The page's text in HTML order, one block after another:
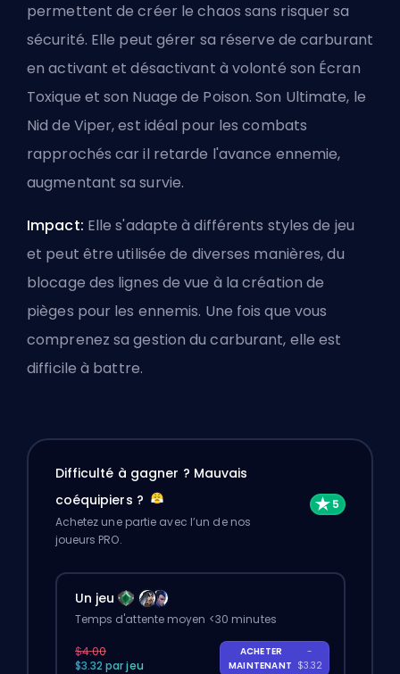
permettent de créer le chaos sans risquer sa
sécurité. Elle peut gérer sa réserve de carburant
en activant et désactivant à volonté son Écran
Toxique et son Nuage de Poison. Son Ultimate, le
Nid de Viper, est idéal pour les combats
rapprochés car il retarde l'avance ennemie,
augmentant sa survie.
Impact: Elle s'adapte à différents styles de jeu
et peut être utilisée de diverses manières, du
blocage des lignes de vue à la création de
pièges pour les ennemis. Une fois que vous
comprenez sa gestion du carburant, elle est
difficile à battre.
Difficulté à gagner ? Mauvais
coéquipiers ?
Achetez une partie avec l’un de nos
joueurs PRO.
Un jeu
Temps d'attente moyen <30 minutes
$4.00
$3.32 par jeu
ACHETER
MAINTENANT
-
$3.32